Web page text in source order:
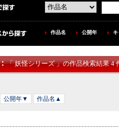
作品名 公開年
「 妖怪シリーズ 」の作品検索結果 4
公開年▼ 作品名▲